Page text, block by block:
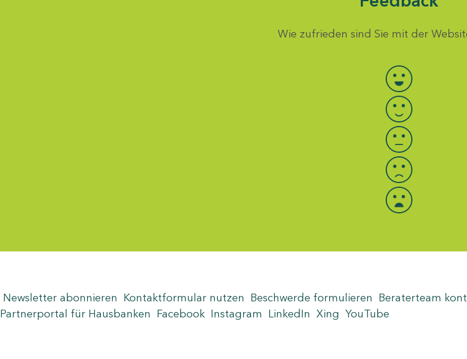
Wie zufrieden sind Sie mit der
Bewertung
Newsletter abonnieren Kontaktformular nutzen Beschwerde formulieren Beraterteam
Partnerportal für Hausbanken Facebook Instagram LinkedIn Xing YouTube